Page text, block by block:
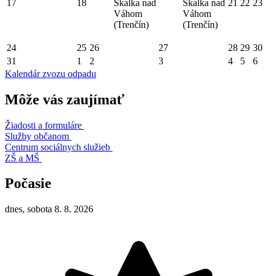
17 18
Skalka nad
Váhom
(Trenčín)
Skalka nad
Váhom
(Trenčín)
21 22 23
24 25 26 27 28 29 30
31
1 2 3 4 5
6
Kalendár zvozu odpadu
Môže vás zaujímať
Žiadosti a formuláre
Služby občanom
Centrum sociálnych služieb
ZŠ a MŠ
Počasie
dnes, sobota 8. 8. 2026